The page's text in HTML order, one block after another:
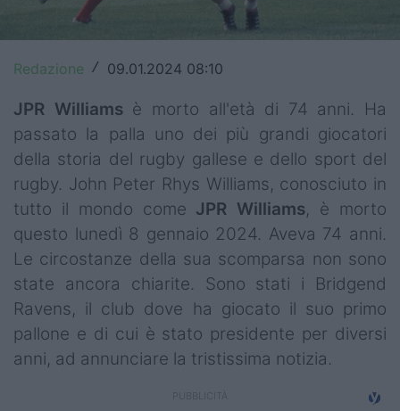
Champions Cup
Rugby World Cup
Super Rugby
Rugby in TV
Mercato
Serie A Elite
Campionati
Serie A
Redazione / 09.01.2024 08:10
JPR Williamsè morto all'età di 74 anni. Ha
passato la palla uno dei più grandi giocatori
della storia del rugby gallese e dello sport del
rugby. John Peter Rhys Williams, conosciuto in
tutto il mondo come JPR Williams, è morto
questo lunedì 8 gennaio 2024. Aveva 74 anni.
Le circostanze della sua scomparsa non sono
state ancora chiarite. Sono stati i Bridgend
Ravens, il club dove ha giocato il suo primo
pallone e di cui è stato presidente per diversi
anni, ad annunciare la tristissima notizia.